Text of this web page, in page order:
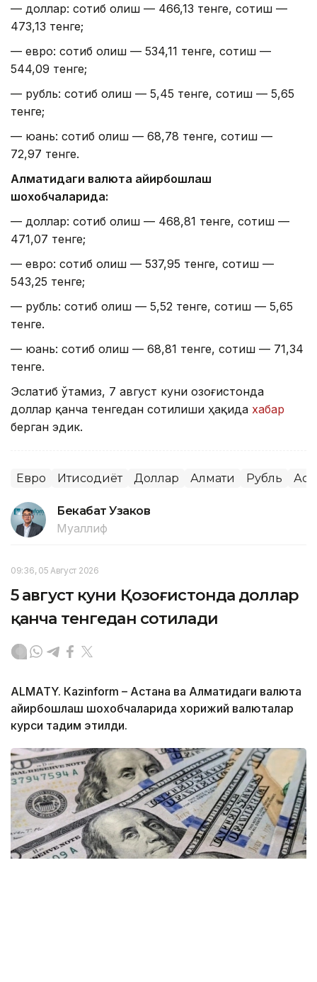
— доллар: сотиб олиш — 466,13 тенге, сотиш —
473,13 тенге;
— евро: сотиб олиш — 534,11 тенге, сотиш —
544,09 тенге;
— рубль: сотиб олиш — 5,45 тенге, сотиш — 5,65
тенге;
— юань: сотиб олиш — 68,78 тенге, сотиш —
72,97 тенге.
Алматидаги валюта айирбошлаш
шохобчаларида:
— доллар: сотиб олиш — 468,81 тенге, сотиш —
471,07 тенге;
— евро: сотиб олиш — 537,95 тенге, сотиш —
543,25 тенге;
— рубль: сотиб олиш — 5,52 тенге, сотиш — 5,65
тенге.
— юань: сотиб олиш — 68,81 тенге, сотиш — 71,34
тенге.
Эслатиб ўтамиз, 7 август куни Қозоғистонда
доллар қанча тенгедан сотилиши ҳақида хабар
берган эдик.
Евро Иқтисодиёт Доллар Алмати Рубль
Бекабат Узаков
Муаллиф
09:36, 05 Август 2026
5 август куни Қозоғистонда доллар
қанча тенгедан сотилади
ALMATY. Кazinform – Астана ва Алматидаги валюта
айирбошлаш шохобчаларида хорижий валюталар
курси тақдим этилди.